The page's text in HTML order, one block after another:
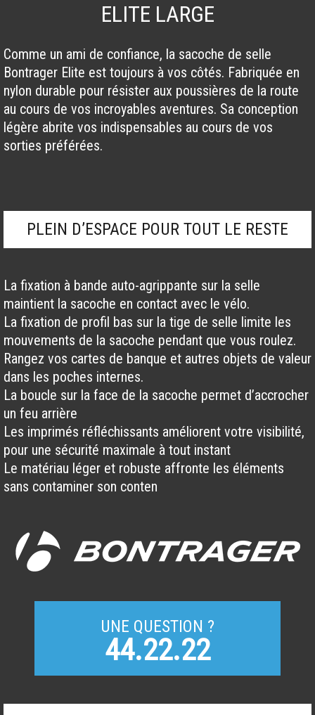
ELITE LARGE
Comme un ami de confiance, la sacoche de selle
Bontrager Elite est toujours à vos côtés. Fabriquée en
nylon durable pour résister aux poussières de la route
au cours de vos incroyables aventures. Sa conception
légère abrite vos indispensables au cours de vos
sorties préférées.
Bontrager
quantityPLEIN D’ESPACE POUR TOUT LE RESTE
La fixation à bande auto-agrippante sur la selle
maintient la sacoche en contact avec le vélo.
La fixation de profil bas sur la tige de selle limite les
mouvements de la sacoche pendant que vous roulez.
Rangez vos cartes de banque et autres objets de valeur
dans les poches internes.
La boucle sur la face de la sacoche permet d’accrocher
un feu arrière
Les imprimés réfléchissants améliorent votre visibilité,
pour une sécurité maximale à tout instant
Le matériau léger et robuste affronte les éléments
sans contaminer son conten
UNE QUESTION ?
44.22.22